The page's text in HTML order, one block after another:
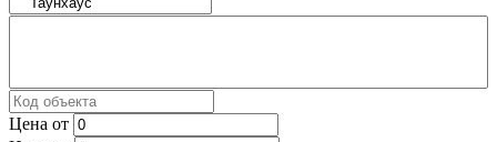
Цена от